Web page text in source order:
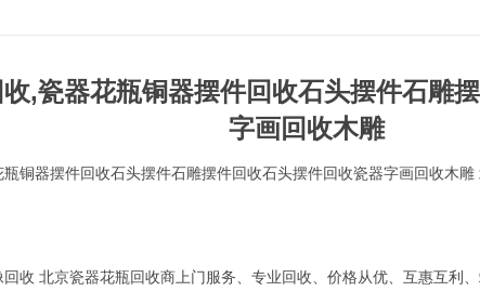
,瓷器花瓶铜器摆件回收石头摆件石雕
字画回收木雕
铜器摆件回收石头摆件石雕摆件回收石头摆件回收瓷器字画回收木
收 北京瓷器花瓶回收商上门服务、专业回收、价格从优、互惠互利